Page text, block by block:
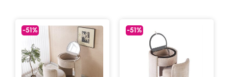
-51% -51%